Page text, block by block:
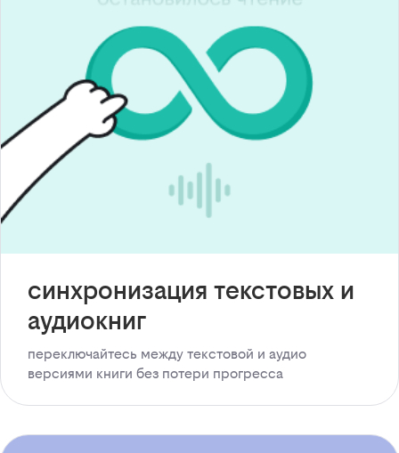
синхронизация текстовых и
аудиокниг
переключайтесь между текстовой и аудио
версиями книги без потери прогресса